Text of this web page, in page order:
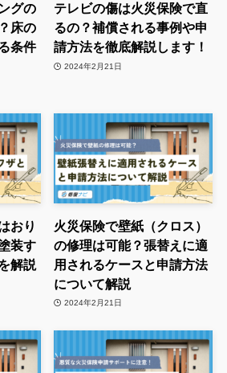
グの
床の
条件
テレビの傷は火災保険で直
るの？補償される事例や申
請方法を徹底解説します！
2024年2月21日
おり
装す
解説
火災保険で壁紙（クロス）
の修理は可能？張替えに適
用されるケースと申請方法
について解説
2024年2月21日